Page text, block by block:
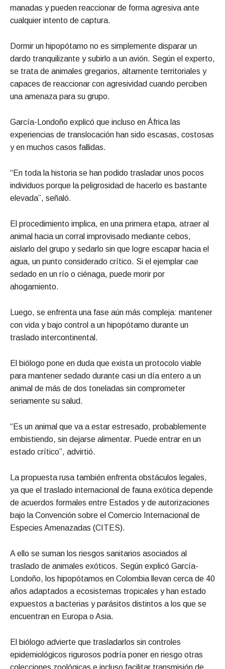
manadas y pueden reaccionar de forma agresiva ante
cualquier intento de captura.
Dormir un hipopótamo no es simplemente disparar un
dardo tranquilizante y subirlo a un avión. Según el experto,
se trata de animales gregarios, altamente territoriales y
capaces de reaccionar con agresividad cuando perciben
una amenaza para su grupo.
García-Londoño explicó que incluso en África las
experiencias de translocación han sido escasas, costosas
y en muchos casos fallidas.
“En toda la historia se han podido trasladar unos pocos
individuos porque la peligrosidad de hacerlo es bastante
elevada”, señaló.
El procedimiento implica, en una primera etapa, atraer al
animal hacia un corral improvisado mediante cebos,
aislarlo del grupo y sedarlo sin que logre escapar hacia el
agua, un punto considerado crítico. Si el ejemplar cae
sedado en un río o ciénaga, puede morir por
ahogamiento.
Luego, se enfrenta una fase aún más compleja: mantener
con vida y bajo control a un hipopótamo durante un
traslado intercontinental.
El biólogo pone en duda que exista un protocolo viable
para mantener sedado durante casi un día entero a un
animal de más de dos toneladas sin comprometer
seriamente su salud.
“Es un animal que va a estar estresado, probablemente
embistiendo, sin dejarse alimentar. Puede entrar en un
estado crítico”, advirtió.
La propuesta rusa también enfrenta obstáculos legales,
ya que el traslado internacional de fauna exótica depende
de acuerdos formales entre Estados y de autorizaciones
bajo la Convención sobre el Comercio Internacional de
Especies Amenazadas (CITES).
A ello se suman los riesgos sanitarios asociados al
traslado de animales exóticos. Según explicó García-
Londoño, los hipopótamos en Colombia llevan cerca de 40
años adaptados a ecosistemas tropicales y han estado
expuestos a bacterias y parásitos distintos a los que se
encuentran en Europa o Asia.
El biólogo advierte que trasladarlos sin controles
epidemiológicos rigurosos podría poner en riesgo otras
colecciones zoológicas e incluso facilitar transmisión de